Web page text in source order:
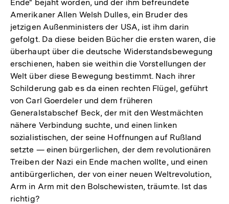
Ende" bejaht worden, und der ihm befreundete
Amerikaner Allen Welsh Dulles, ein Bruder des
jetzigen Außenministers der USA, ist ihm darin
gefolgt. Da diese beiden Bücher die ersten waren, die
überhaupt über die deutsche Widerstandsbewegung
erschienen, haben sie weithin die Vorstellungen der
Welt über diese Bewegung bestimmt. Nach ihrer
Schilderung gab es da einen rechten Flügel, geführt
von Carl Goerdeler und dem früheren
Generalstabschef Beck, der mit den Westmächten
nähere Verbindung suchte, und einen linken
sozialistischen, der seine Hoffnungen auf Rußland
setzte — einen bürgerlichen, der dem revolutionären
Treiben der Nazi ein Ende machen wollte, und einen
antibürgerlichen, der von einer neuen Weltrevolution,
Arm in Arm mit den Bolschewisten, träumte. Ist das
richtig?